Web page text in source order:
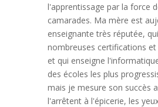
l'apprentissage par la force
camarades. Ma mère est
enseignante très réputée,
nombreuses certifications
et qui enseigne
des écoles les plus
mais je mesure son succès
l'arrêtent à l'épicerie, les